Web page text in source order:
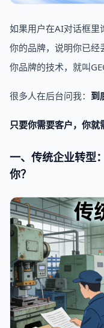
如果用户在AI对话框里
你的品牌，说明你已
你品牌的技术，就叫
很多人在后台问我： 到
只要你需要客户，你就
一、传统企业转型
你？